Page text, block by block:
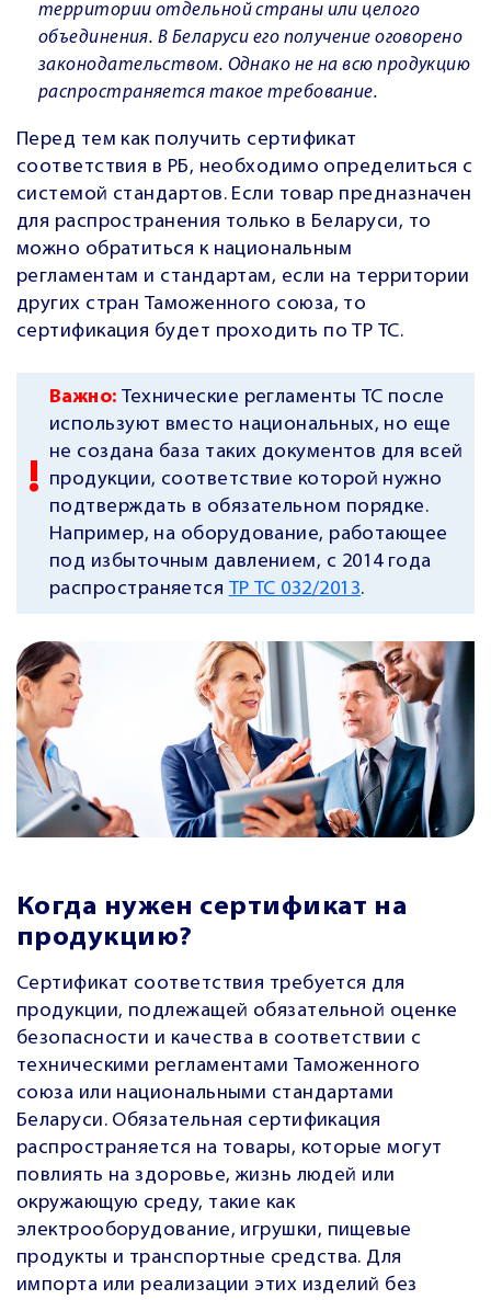
территории отдельной страны или целого
объединения. В Беларуси его получение оговорено
законодательством. Однако не на всю продукцию
распространяется такое требование.
Перед тем как получить сертификат
соответствия в РБ, необходимо определиться с
системой стандартов. Если товар предназначен
для распространения только в Беларуси, то
можно обратиться к национальным
регламентам и стандартам, если на территории
других стран Таможенного союза, то
сертификация будет проходить по ТР ТС.
Важно:Технические регламенты ТС после
используют вместо национальных, но еще
не создана база таких документов для всей
продукции, соответствие которой нужно
подтверждать в обязательном порядке.
Например, на оборудование, работающее
под избыточным давлением, с 2014 года
распространяется ТР ТС 032/2013.
Когда нужен сертификат на
продукцию?
Сертификат соответствия требуется для
продукции, подлежащей обязательной оценке
безопасности и качества в соответствии с
техническими регламентами Таможенного
союза или национальными стандартами
Беларуси. Обязательная сертификация
распространяется на товары, которые могут
повлиять на здоровье, жизнь людей или
окружающую среду, такие как
электрооборудование, игрушки, пищевые
продукты и транспортные средства. Для
импорта или реализации этих изделий без